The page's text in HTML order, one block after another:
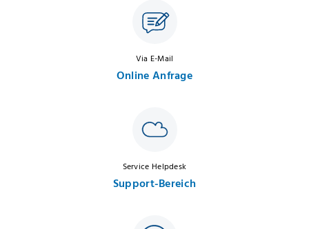
Via E-Mail
Online Anfrage
Service Helpdesk
Support-Bereich